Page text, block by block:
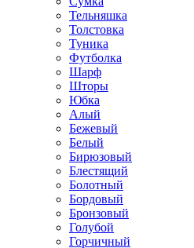
Тельняшка
Толстовка
Туника
Футболка
Шарф
Шторы
Юбка
Алый
Бежевый
Белый
Бирюзовый
Блестящий
Болотный
Бордовый
Бронзовый
Голубой
Горчичный